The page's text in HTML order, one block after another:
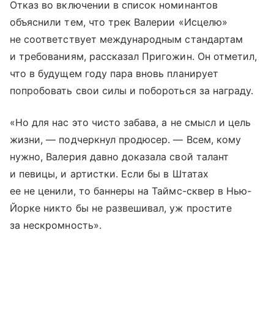
Отказ во включении в список номинантов
объяснили тем, что трек Валерии «Исцелю»
не соответствует международным стандартам
и требованиям, рассказал Пригожин. Он отметил,
что в будущем году пара вновь планирует
попробовать свои силы и побороться за награду.
«Но для нас это чисто забава, а не смысл и цель
жизни, — подчеркнул продюсер. — Всем, кому
нужно, Валерия давно доказала свой талант
и певицы, и артистки. Если бы в Штатах
ее не ценили, то баннеры на Таймс-сквер в Нью-
Йорке никто бы не развешивал, уж простите
за нескромность».